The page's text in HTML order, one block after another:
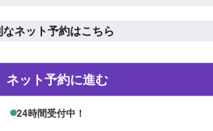
なネット予約はこちら
ネット予約に進む
24時間受付中！